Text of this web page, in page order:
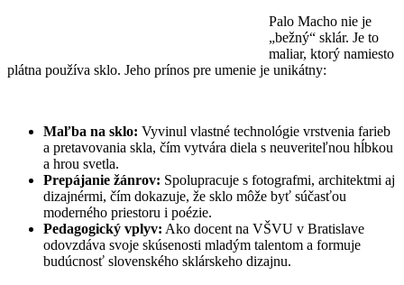
Palo Macho nie je
„bežný“ sklár. Je to
maliar, ktorý namiesto
plátna používa sklo. Jeho prínos pre umenie je unikátny:
Maľba na sklo: Vyvinul vlastné technológie vrstvenia farieb
a pretavovania skla, čím vytvára diela s neuveriteľnou hĺbkou
a hrou svetla.
Prepájanie žánrov: Spolupracuje s fotografmi, architektmi aj
dizajnérmi, čím dokazuje, že sklo môže byť súčasťou
moderného priestoru i poézie.
Pedagogický vplyv: Ako docent na VŠVU v Bratislave
odovzdáva svoje skúsenosti mladým talentom a formuje
budúcnosť slovenského sklárskeho dizajnu.